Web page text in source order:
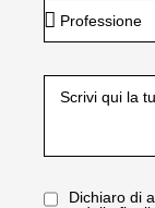
Dichiaro di